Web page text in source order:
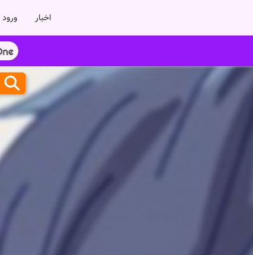
اخبار ورود